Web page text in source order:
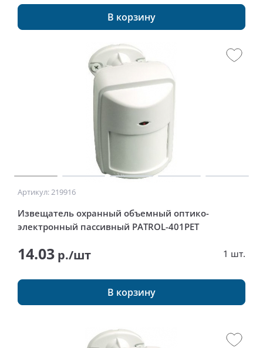
В корзину
Артикул: 219916
Извещатель охранный объемный оптико-
электронный пассивный PATROL-401PET
14.03 р./шт 1 шт.
В корзину